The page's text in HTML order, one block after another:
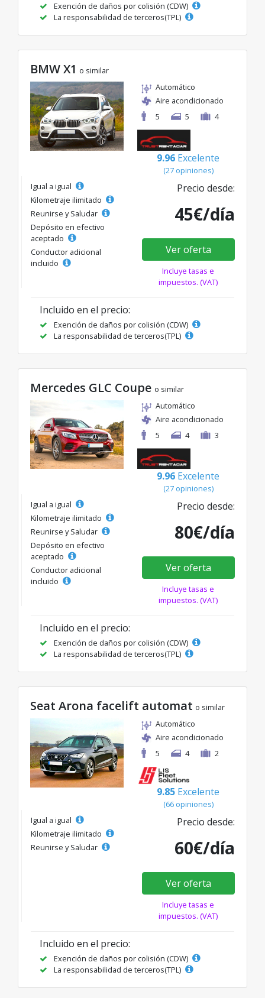
Exención de daños por colisión (CDW)
La responsabilidad de terceros(TPL)
BMW X1 o similar
Automático
Aire acondicionado
5
5 4
9.96 Excelente
(27 opiniones)
Igual a igual
Kilometraje ilimitado
Reunirse y Saludar
Depósito en efectivo
aceptado
Conductor adicional
incluido
Precio desde:
45€/día
Ver oferta
Incluye tasas e
impuestos. (VAT)
Incluido en el precio:
Exención de daños por colisión (CDW)
La responsabilidad de terceros(TPL)
Mercedes GLC Coupe o similar
Automático
Aire acondicionado
5
4 3
9.96 Excelente
(27 opiniones)
Igual a igual
Kilometraje ilimitado
Reunirse y Saludar
Depósito en efectivo
aceptado
Conductor adicional
incluido
Precio desde:
80€/día
Ver oferta
Incluye tasas e
impuestos. (VAT)
Incluido en el precio:
Exención de daños por colisión (CDW)
La responsabilidad de terceros(TPL)
Seat Arona facelift automat o similar
Automático
Aire acondicionado
5
4 2
9.85 Excelente
(66 opiniones)
Igual a igual
Kilometraje ilimitado
Reunirse y Saludar
Precio desde:
60€/día
Ver oferta
Incluye tasas e
impuestos. (VAT)
Incluido en el precio:
Exención de daños por colisión (CDW)
La responsabilidad de terceros(TPL)